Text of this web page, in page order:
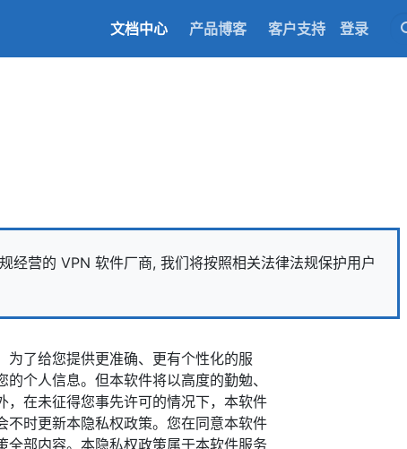
文档中心 产品博客 客户支持 登录
经营的 VPN 软件厂商, 我们将按照相关法律法规保护用户
了给您提供更准确、更有个性化的服
个人信息。但本软件将以高度的勤勉、
，在未征得您事先许可的情况下，本软件
不时更新本隐私权政策。您在同意本软件
全部内容。本隐私权政策属于本软件服务